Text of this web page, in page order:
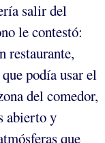
salir del
le contestó:
restaurante,
podía usar el
del comedor,
abierto y
que